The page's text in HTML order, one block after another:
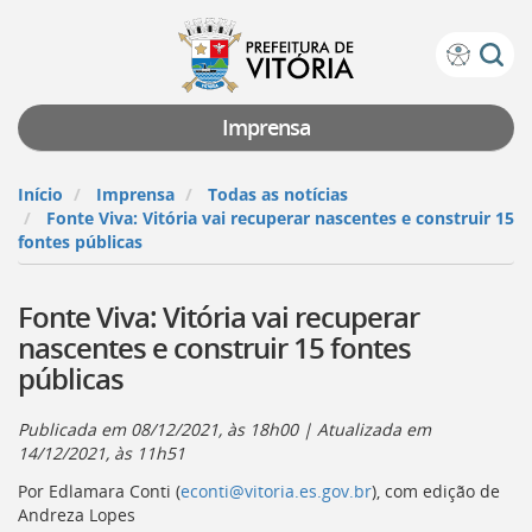
Prefeitura
Vitória
teclado:
para
a
página
de
de
acessibilidade
[]
Ir
a
página
do
Portal
Imprensa
Início Imprensa
Todas as notícias
Fonte Viva: Vitória vai recuperar nascentes e construir 15
fontes públicas
Fonte Viva: Vitória vai recuperar
nascentes e construir 15 fontes
públicas
Publicada em 08/12/2021, às 18h00| Atualizada em
14/12/2021, às 11h51
Por Edlamara Conti (econti@vitoria.es.gov.br), com edição de
Andreza Lopes